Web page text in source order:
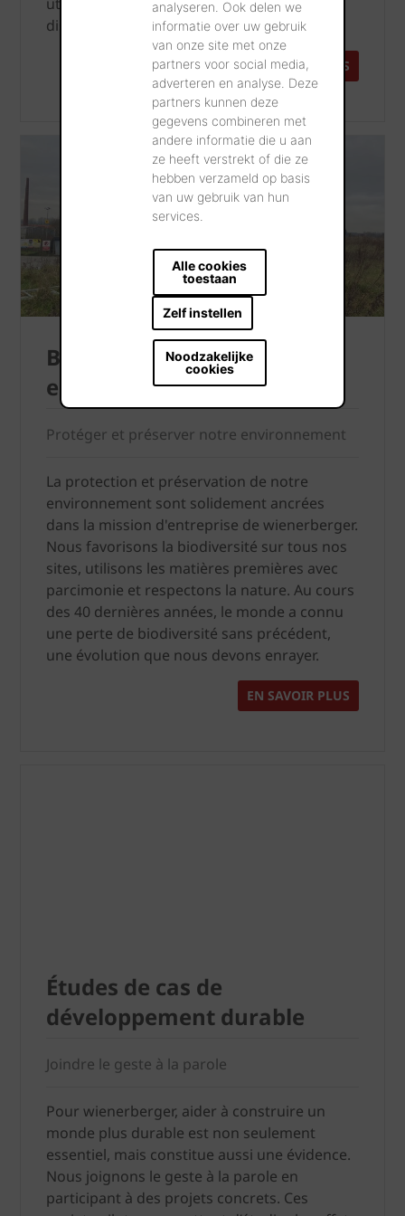
analyseren. Ook delen we
informatie over uw gebruik
van onze site met onze
partners voor social media,
adverteren en analyse. Deze
partners kunnen deze
gegevens combineren met
andere informatie die u aan
ze heeft verstrekt of die ze
hebben verzameld op basis
van uw gebruik van hun
services.
Alle cookies
toestaan
Zelf instellen
Noodzakelijke
cookies
distribution.
EN SAVOIR PLUS
Biodiversité &
environnement
Protéger et préserver notre environnement
La protection et préservation de notre
environnement sont solidement ancrées
dans la mission d'entreprise de wienerberger.
Nous favorisons la biodiversité sur tous nos
sites, utilisons les matières premières avec
parcimonie et respectons la nature. Au cours
des 40 dernières années, le monde a connu
une perte de biodiversité sans précédent,
une évolution que nous devons enrayer.
EN SAVOIR PLUS
Études de cas de
développement durable
Joindre le geste à la parole
Pour wienerberger, aider à construire un
monde plus durable est non seulement
essentiel, mais constitue aussi une évidence.
Nous joignons le geste à la parole en
participant à des projets concrets. Ces